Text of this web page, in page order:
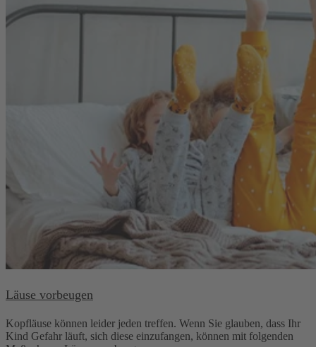
Läuse vorbeugen
Kopfläuse können leider jeden treffen. Wenn Sie glauben, dass Ihr
Kind Gefahr läuft, sich diese einzufangen, können mit folgenden